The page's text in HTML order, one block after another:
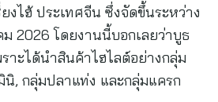
งไฮ้ ประเทศจีน ซึ่งจัดขึ้นระหว่าง
2026 โดยงานนี้บอกเลยว่าบูธ
ราะได้นำสินค้าไฮไลต์อย่างกลุ่ม
นิ, กลุ่มปลาแท่ง และกลุ่มแครก